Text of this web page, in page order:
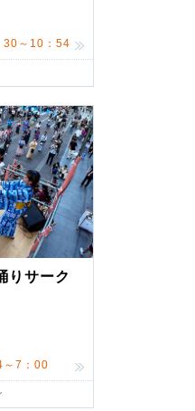
30～10：54
りサーク
～7：00